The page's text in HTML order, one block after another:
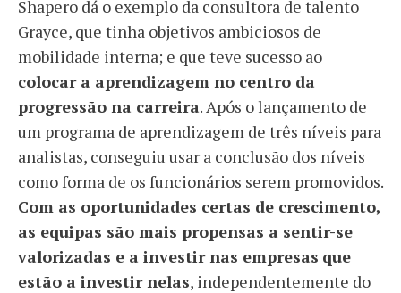
Shapero dá o exemplo da consultora de talento
Grayce, que tinha objetivos ambiciosos de
mobilidade interna; e que teve sucesso ao
colocar a aprendizagem no centro da
progressão na carreira. Após o lançamento de
um programa de aprendizagem de três níveis para
analistas, conseguiu usar a conclusão dos níveis
como forma de os funcionários serem promovidos.
Com as oportunidades certas de crescimento,
as equipas são mais propensas a sentir-se
valorizadas e a investir nas empresas que
estão a investir nelas, independentemente do